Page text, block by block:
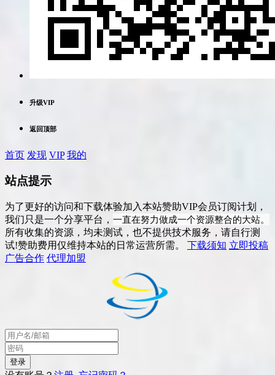
升级VIP
返回顶部
首页 发现 VIP 我的
站点提示
为了更好的访问和下载体验加入本站赞助VIP会员订阅计划，
我们只是一个分享平台， 一直在努力做成一个资源整合的大站。
所有收集的资源，均未测试，也不提供技术服务，请自行测
试!赞助费用仅维持本站的日常运营所需。 下载须知 立即投稿
广告合作 代理加盟